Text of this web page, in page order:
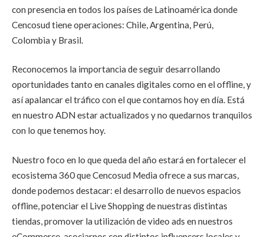
con presencia en todos los países de Latinoamérica donde
Cencosud tiene operaciones: Chile, Argentina, Perú,
Colombia y Brasil.
Reconocemos la importancia de seguir desarrollando
oportunidades tanto en canales digitales como en el offline, y
así apalancar el tráfico con el que contamos hoy en día. Está
en nuestro ADN estar actualizados y no quedarnos tranquilos
con lo que tenemos hoy.
Nuestro foco en lo que queda del año estará en fortalecer el
ecosistema 360 que Cencosud Media ofrece a sus marcas,
donde podemos destacar: el desarrollo de nuevos espacios
offline, potenciar el Live Shopping de nuestras distintas
tiendas, promover la utilización de video ads en nuestros